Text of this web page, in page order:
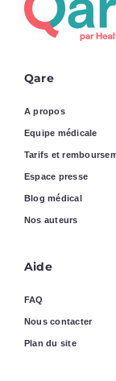
Qare
A propos
Equipe médicale
Tarifs et
Espace presse
Blog médical
Nos auteurs
Aide
FAQ
Nous contacter
Plan du site